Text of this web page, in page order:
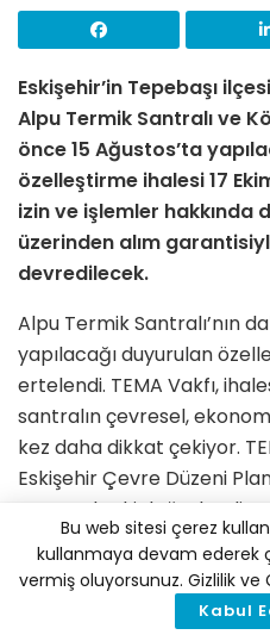
Eskişehir’in Tepebaşı
Alpu Termik Santralı ve
önce 15 Ağustos’ta
özelleştirme ihalesi 17
izin ve işlemler hakkında
üzerinden alım
devredilecek.
Alpu Termik Santralı’nın
yapılacağı duyurulan
ertelendi. TEMA Vakfı,
santralın çevresel,
kez daha dikkat çekiyor.
Eskişehir Çevre Düzeni
çevresel etki
Toprak Koruma Kurulu
açarak, termik santralın
yanlışlardan projenin
Bu web sitesi çerez
kullanmaya devam ederek
vermiş oluyorsunuz. Gizlilik ve
Kabul